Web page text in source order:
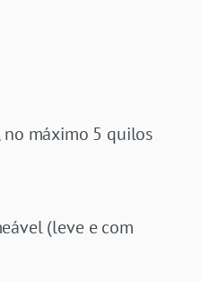
no máximo 5 quilos
(leve e com